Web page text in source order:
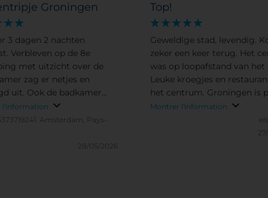
Groningen
3 dagen 2 nachten
Verbleven op de 8e
met uitzicht over de
zag er netjes en
uit. Ook de badkamer
uit
l'information
Amsterdam, Pays-
28/05/2026
Top!
Geweldige stad, levendig.
zeker een keer terug. Het centrum
was op loopafstand van het
Leuke kroegjes en
het centrum. Groningen is
te bereiken met de OV
Montrer l'information